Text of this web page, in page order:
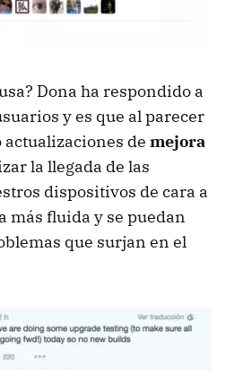
Dona ha respondido a
y es que al parecer
actualizaciones de mejora
la llegada de las
dispositivos de cara a
más fluida y se puedan
que surjan en el